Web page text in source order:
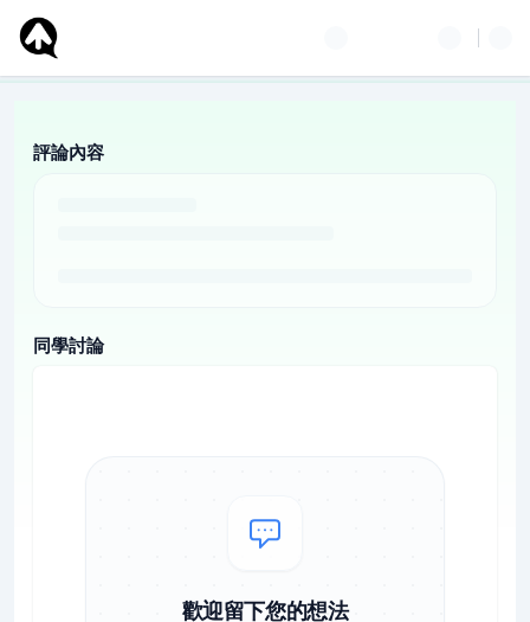
評論內容
同學討論
歡迎留下您的想法